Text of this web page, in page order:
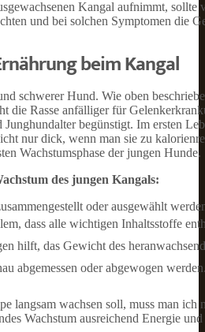
Kangal aufnimmt,
und bei solchen Symptomen die
beim Kangal
schwerer Hund. Wie oben
die Rasse anfälliger für
begünstigt. Im ersten
nur dick, wenn man sie zu
Wachstumsphase der jungen Hunde.
des jungen Kangals:
oder ausgewählt
dass alle wichtigen Inhaltsstoffe
hilft, das Gewicht des
abgemessen oder abgewogen
langsam wachsen soll, muss man
Wachstum ausreichend Energie